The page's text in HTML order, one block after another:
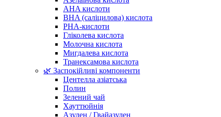
AHA кислоти
BHA (саліцилова) кислота
PHA-кислоти
Гліколева кислота
Молочна кислота
Мигдалева кислота
Транексамова кислота
🌿 Заспокійливі компоненти
Центелла азіатська
Полин
Зелений чай
Хауттюйнія
Азулен / Гвайазулен